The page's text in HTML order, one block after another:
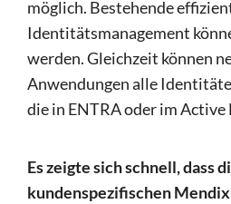
möglich. Bestehende
Identitätsmanagement
werden. Gleichzeit können
Anwendungen alle
die in ENTRA oder im
Es zeigte sich schnell, dass
kundenspezifischen